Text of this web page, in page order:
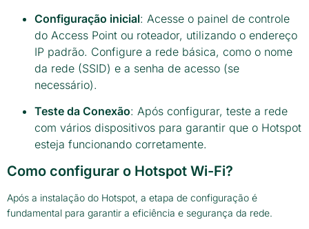
Configuração inicial: Acesse o painel de controle
do Access Point ou roteador, utilizando o endereço
IP padrão. Configure a rede básica, como o nome
da rede (SSID) e a senha de acesso (se
necessário).
Teste da Conexão: Após configurar, teste a rede
com vários dispositivos para garantir que o Hotspot
esteja funcionando corretamente.
Como configurar o Hotspot Wi-Fi?
Após a instalação do Hotspot, a etapa de configuração é
fundamental para garantir a eficiência e segurança da rede.